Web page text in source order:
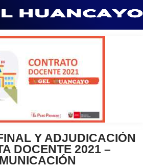
Y ADJUDICACIÓN
DOCENTE 2021 –